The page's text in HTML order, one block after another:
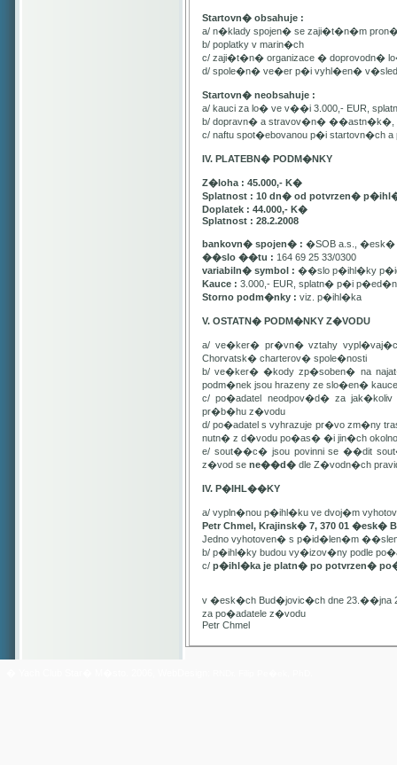
Startovn� obsahuje :
a/ n�klady spojen� se zaji�t�n�m
b/ poplatky v marin�ch
c/ zaji�t�n� organizace � doprovodn�
d/ spole�n� ve�er p�i vyhl�en�
Startovn� neobsahuje :
a/ kauci za lo� ve v��i 3.000,- EUR,
b/ dopravn� a stravov�n� ��astn�k�,
c/ naftu spot�ebovanou p�i startovn�ch
IV. PLATEBN� PODM�NKY
Z�loha : 45.000,- K�
Splatnost : 10 dn� od potvrzen�
Doplatek : 44.000,- K�
Splatnost : 28.2.2008
bankovn� spojen� : �SOB a.s., �esk�
��slo ��tu : 164 69 25 33/0300
variabiln� symbol : ��slo p�ihl�ky
Kauce : 3.000,- EUR, splatn� p�i
Storno podm�nky : viz. p�ihl�ka
V. OSTATN� PODM�NKY Z�VODU
a/ ve�ker� pr�vn� vztahy
Chorvatsk� charterov� spole�nosti
b/ ve�ker� �kody zp�soben� na
podm�nek jsou hrazeny ze slo�en� kauce
c/ po�adatel neodpov�d� za
pr�b�hu z�vodu
d/ po�adatel s vyhrazuje pr�vo zm�ny
nutn� z d�vodu po�as� �i jin�ch
e/ sout��c� jsou povinni se ��dit
z�vod se ne��d� dle Z�vodn�ch
IV. P�IHL��KY
a/ vypln�nou p�ihl�ku ve dvoj�m
Petr Chmel, Krajinsk� 7, 370 01 �esk�
Jedno vyhotoven� s p�id�len�m
b/ p�ihl�ky budou vy�izov�ny podle
c/ p�ihl�ka je platn� po potvrzen�
v �esk�ch Bud�jovic�ch dne 23.��jna
za po�adatele z�vodu
Petr Chmel